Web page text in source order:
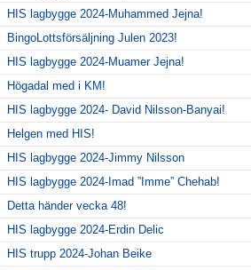
HIS lagbygge 2024-Muhammed Jejna!
BingoLottsförsäljning Julen 2023!
HIS lagbygge 2024-Muamer Jejna!
Högadal med i KM!
HIS lagbygge 2024- David Nilsson-Banyai!
Helgen med HIS!
HIS lagbygge 2024-Jimmy Nilsson
HIS lagbygge 2024-Imad ”Imme” Chehab!
Detta händer vecka 48!
HIS lagbygge 2024-Erdin Delic
HIS trupp 2024-Johan Beike